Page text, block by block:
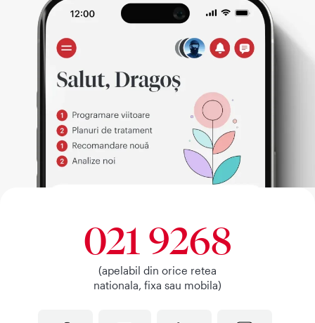
021 9268
(apelabil din orice retea
nationala, fixa sau mobila)